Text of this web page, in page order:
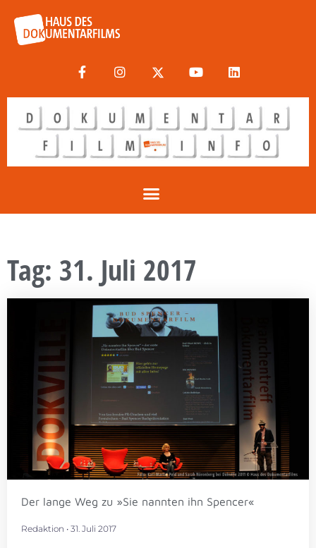
Tag: 31. Juli 2017
Der lange Weg zu »Sie nannten ihn Spencer«
Redaktion 31. Juli 2017